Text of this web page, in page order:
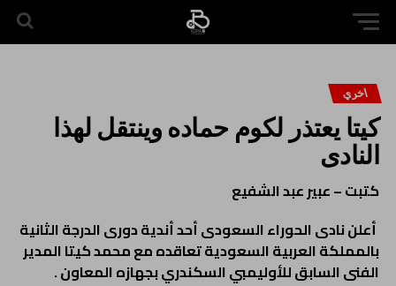
اخري
كيتا يعتذر لكوم حماده وينتقل لهذا
النادى
كتبت – عبير عبد الشفيع
أعلن نادى الحوراء السعودى أحد أندية دورى الدرجة الثانية
بالمملكة العربية السعودية تعاقده مع محمد كيتا المدير
الفنى السابق للأوليمبي السكندري بجهازه المعاون .